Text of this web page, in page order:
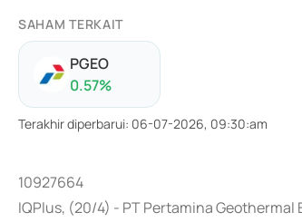
SAHAM TERKAIT
PGEO
0.57%
Terakhir diperbarui: 06-07-2026, 09:30:am
10927664
IQPlus, (20/4) - PT Pertamina Geothermal